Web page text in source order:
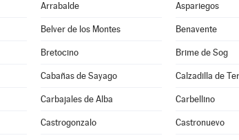
Arrabalde Aspariegos
Belver de los Montes Benavente
Bretocino Brime de Sog
Cabañas de Sayago Calzadilla de
Carbajales de Alba Carbellino
Castrogonzalo Castronuevo